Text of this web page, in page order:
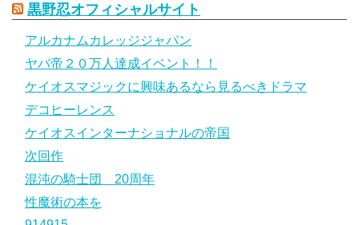
黒野忍オフィシャルサイト
アルカナムカレッジジャパン
ヤバ帝２０万人達成イベント！！
ケイオスマジックに興味あるなら見るべきドラマ
デコヒーレンス
ケイオスインターナショナルの帝国
次回作
混沌の騎士団 20周年
性魔術の本を